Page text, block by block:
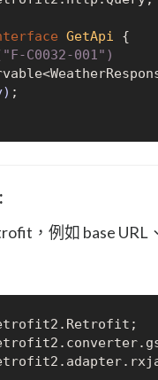
GetApi {
C0032-001")
;
，例如 base